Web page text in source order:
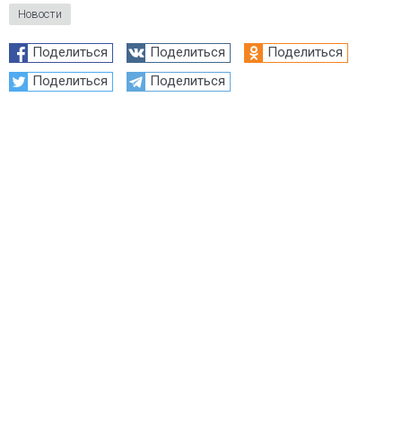
Новости
Поделиться Поделиться
Поделиться
Поделиться
Поделиться